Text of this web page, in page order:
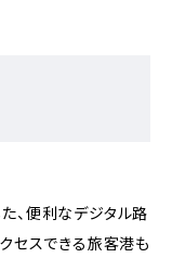
、便利なデジタル路
セスできる旅客港も